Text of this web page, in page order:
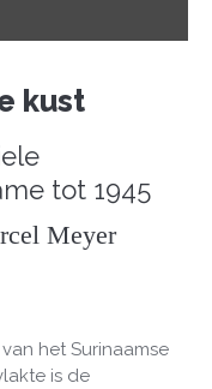
kust
tot 1945
Meyer
het Surinaamse
is de